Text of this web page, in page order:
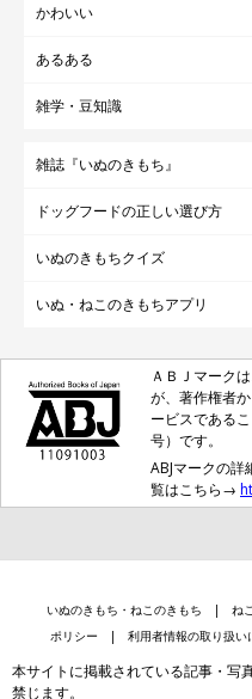
かわいい
あるある
雑学・豆知識
雑誌『いぬのきもち』
ドッグフードの正しい選び方
いぬのきもちクイズ
いぬ・ねこのきもちアプリ
ＡＢＪマーク
が、著作権者
ービスである
号）です。
ABJマークの詳
覧はこちら→
いぬのきもち・ねこのきもち ね
ポリシー
利用者情報の取り扱い
本サイトに掲載されている記事・写
禁じます。